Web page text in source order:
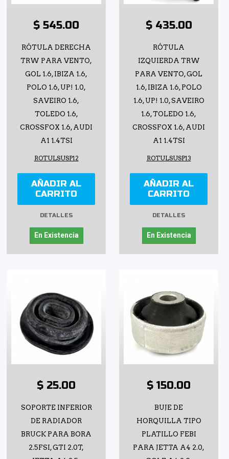
$ 545.00
RÓTULA DERECHA
TRW PARA VENTO,
GOL 1.6, IBIZA 1.6,
POLO 1.6, UP! 1.0,
SAVEIRO 1.6,
TOLEDO 1.6,
CROSSFOX 1.6, AUDI
A1 1.4TSI
ROTULSUSP12
AÑADIR AL
CARRITO
DETALLES
En Existencia
$ 435.00
RÓTULA
IZQUIERDA TRW
PARA VENTO, GOL
1.6, IBIZA 1.6, POLO
1.6, UP! 1.0, SAVEIRO
1.6, TOLEDO 1.6,
CROSSFOX 1.6, AUDI
A1 1.4TSI
ROTULSUSP13
AÑADIR AL
CARRITO
DETALLES
En Existencia
$ 25.00
SOPORTE INFERIOR
DE RADIADOR
BRUCK PARA BORA
2.5FSI, GTI 2.0T,
$ 150.00
BUJE DE
HORQUILLA TIPO
PLATILLO FEBI
PARA JETTA A4 2.0,